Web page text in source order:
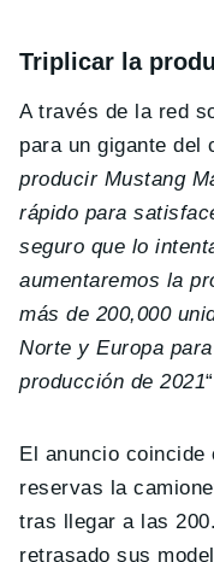
Triplicar la
A través de la red
para un gigante del
producir Mustang
rápido para
seguro que lo
aumentaremos la
más de 200,000
Norte y Europa
producción de 2021
El anuncio
reservas la
tras llegar a las
retrasado sus